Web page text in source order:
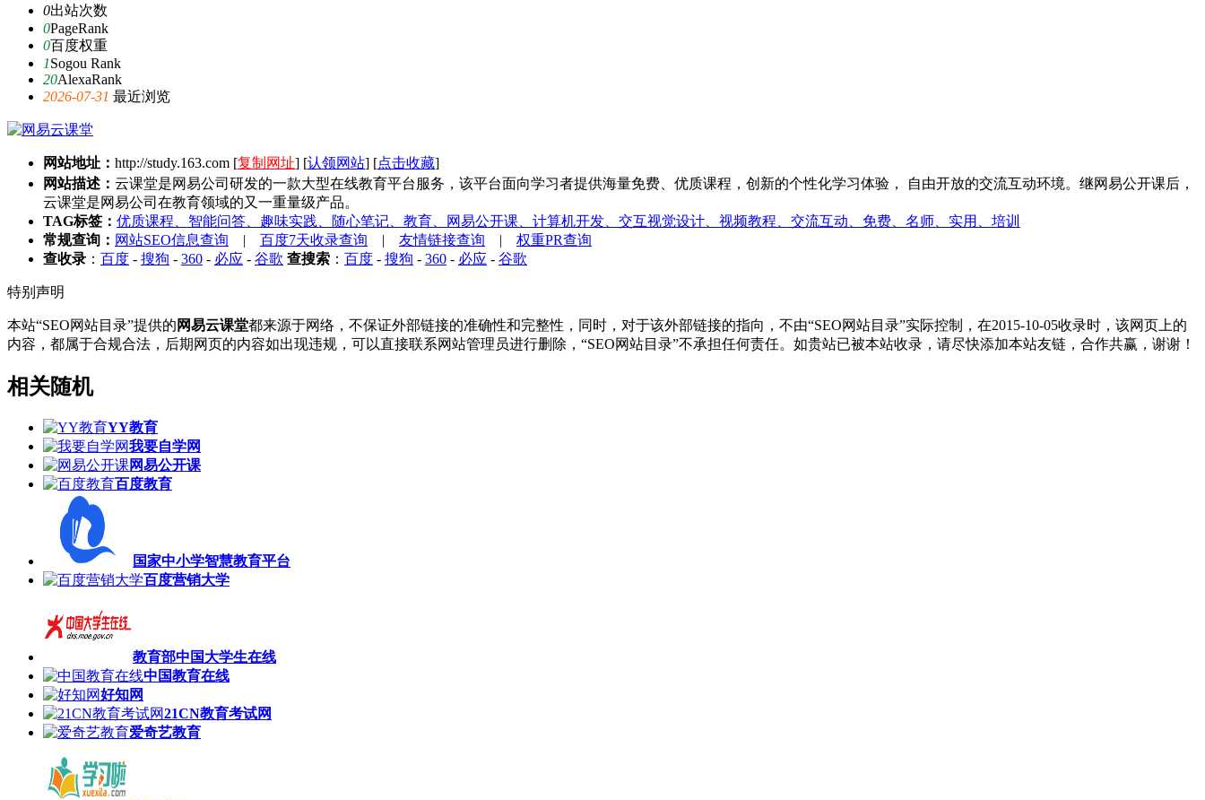
0出站次数
0PageRank
0百度权重
1Sogou Rank
20AlexaRank
2026-07-31 最近浏览
网站地址： http://study.163.com [复制网址] [认领网站] [点击收藏]
网站描述： 云课堂是网易公司研发的一款大型在线教育平台服务，该平台面向学习者提供海量免费、优质课程，创新的个性化学习体验， 自由开放的交流互动环境。继网易公开课后，
云课堂是网易公司在教育领域的又一重量级产品。
TAG标签： 优质课程、智能问答、趣味实践、随心笔记、教育、网易公开课、计算机开发、交互视觉设计、视频教程、交流互动、免费、名师、实用、培训
常规查询： 网站SEO信息查询 | 百度7天收录查询 | 友情链接查询 | 权重PR查询
查收录 ： 百度 - 搜狗 - 360 - 必应 - 谷歌 查搜索 ： 百度 - 搜狗 - 360 - 必应 - 谷歌
特别声明
本站“SEO网站目录”提供的 网易云课堂都来源于网络，不保证外部链接的准确性和完整性，同时，对于该外部链接的指向，不由“SEO网站目录”实际控制，在2015-10-05收录时，该网页上的
内容，都属于合规合法，后期网页的内容如出现违规，可以直接联系网站管理员进行删除，“SEO网站目录”不承担任何责任。如贵站已被本站收录，请尽快添加本站友链，合作共赢，谢谢！
相关随机
YY教育
我要自学网
网易公开课
百度教育
国家中小学智慧教育平台
百度营销大学
教育部中国大学生在线
中国教育在线
好知网
21CN教育考试网
爱奇艺教育